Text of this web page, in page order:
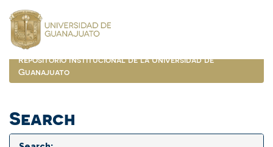
navigation
Repositorio Institucional de la Universidad de
Guanajuato
Search